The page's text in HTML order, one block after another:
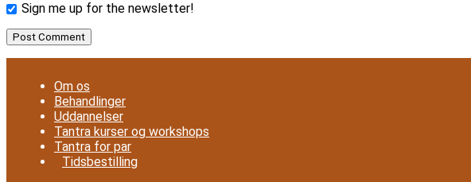
Sign me up for the newsletter!
Om os
Behandlinger
Uddannelser
Tantra kurser og workshops
Tantra for par
Tidsbestilling